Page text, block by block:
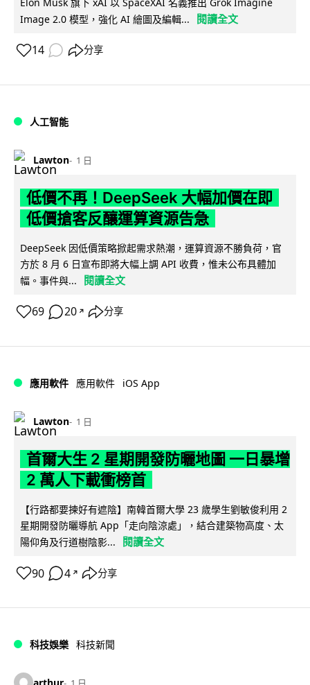
Image 2.0 模型，強化 AI 繪圖及編輯...
閱讀全文
14 分享
人工智能
Lawton 1 日
低價不再！DeepSeek 大幅加價在即
低價搶客反釀運算資源告急
DeepSeek 因低價策略掀起需求熱潮，運算資源不勝負荷，官
方於 8 月 6 日宣布即將大幅上調 API 收費，惟未公布具體加
幅。事件與...
閱讀全文
69 20 ↗ 分享
應用軟件 應用軟件 iOS App
Lawton 1 日
首爾大生 2 星期開發防曬地圖 一日暴增
2 萬人下載衝榜首
【行路都要揀好有遮陰】南韓首爾大學 23 歲學生劉敏俊利用 2
星期開發防曬導航 App「走向陰涼處」，結合建築物高度、太
陽仰角及行道樹陰影...
閱讀全文
90 4 ↗ 分享
科技娛樂 科技新聞